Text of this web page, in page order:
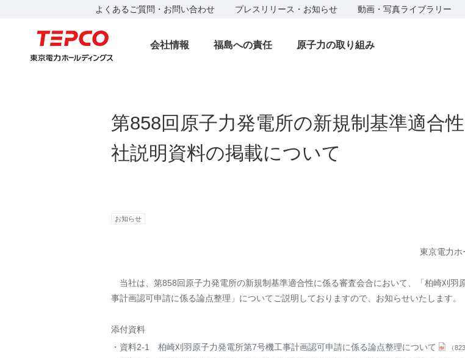
よくあるご質問・お問い合わせ プレスリリース・お知らせ 動画・写真ライブラリー
会社情報 福島への責任 原子力の取り組み
第858回原子力発電所の新規制基準適合
社説明資料の掲載について
お知らせ
東京電力ホ
当社は、第858回原子力発電所の新規制基準適合性に係る審査会合において、「柏崎刈羽
事計画認可申請に係る論点整理」についてご説明しておりますので、お知らせいたします。
添付資料
資料2-1 柏崎刈羽原子力発電所第7号機工事計画認可申請に係る論点整理について
（